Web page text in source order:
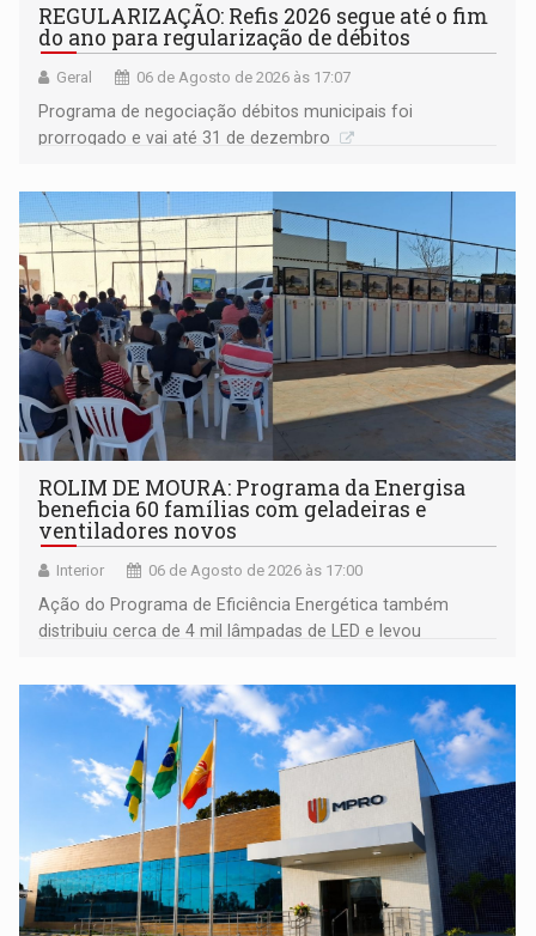
REGULARIZAÇÃO: Refis 2026 segue até o fim
do ano para regularização de débitos
Geral 06 de Agosto de 2026 às 17:07
Programa de negociação débitos municipais foi
prorrogado e vai até 31 de dezembro
ROLIM DE MOURA: Programa da Energisa
beneficia 60 famílias com geladeiras e
ventiladores novos
Interior 06 de Agosto de 2026 às 17:00
Ação do Programa de Eficiência Energética também
distribuiu cerca de 4 mil lâmpadas de LED e levou
comunidade